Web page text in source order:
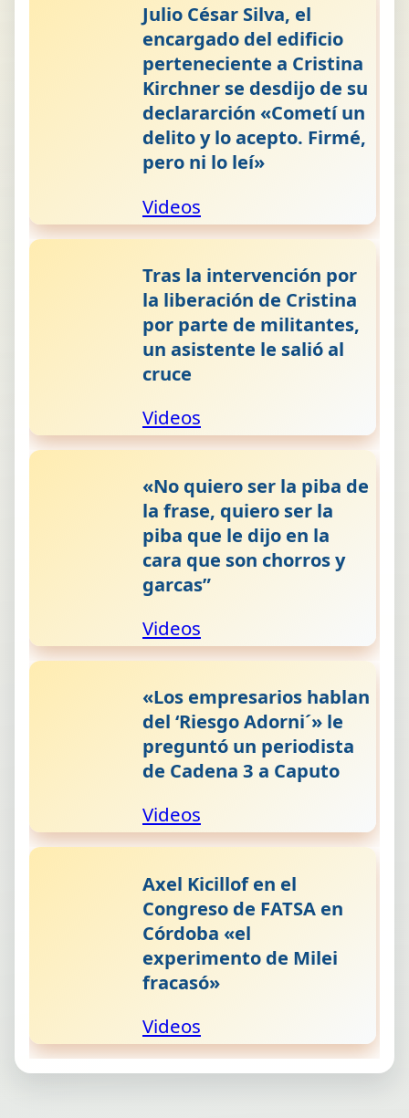
Julio César Silva, el
encargado del edificio
perteneciente a Cristina
Kirchner se desdijo de su
declararción «Cometí un
delito y lo acepto. Firmé,
pero ni lo leí»
Videos
Tras la intervención por
la liberación de Cristina
por parte de militantes,
un asistente le salió al
cruce
Videos
«No quiero ser la piba de
la frase, quiero ser la
piba que le dijo en la
cara que son chorros y
garcas”
Videos
«Los empresarios hablan
del ‘Riesgo Adorni´» le
preguntó un periodista
de Cadena 3 a Caputo
Videos
Axel Kicillof en el
Congreso de FATSA en
Córdoba «el
experimento de Milei
fracasó»
Videos